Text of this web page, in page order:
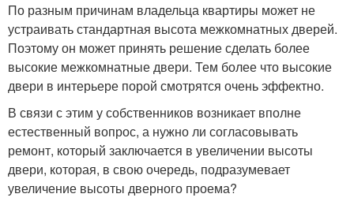
По разным причинам владельца квартиры может не
устраивать стандартная высота межкомнатных дверей.
Поэтому он может принять решение сделать более
высокие межкомнатные двери. Тем более что высокие
двери в интерьере порой смотрятся очень эффектно.
В связи с этим у собственников возникает вполне
естественный вопрос, а нужно ли согласовывать
ремонт, который заключается в увеличении высоты
двери, которая, в свою очередь, подразумевает
увеличение высоты дверного проема?